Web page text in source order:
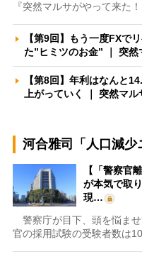
『突然マルサがやって来た
【第9回】もう一度FXで
た”ヒミツのお金” ｜ 突
【第8回】年利はなんと
上がっていく ｜ 突然マ
河合雅司「人口減少
【「警察官
が本気で取
現…
警察庁が目下、頭を悩ま
官の採用試験の受験者数は